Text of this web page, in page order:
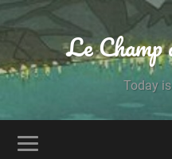
Le Champ
Today